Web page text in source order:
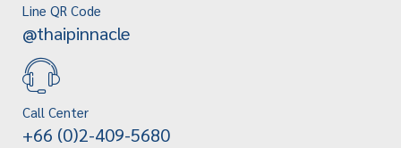
Line QR Code
@thaipinnacle
Call Center
+66 (0)2-409-5680